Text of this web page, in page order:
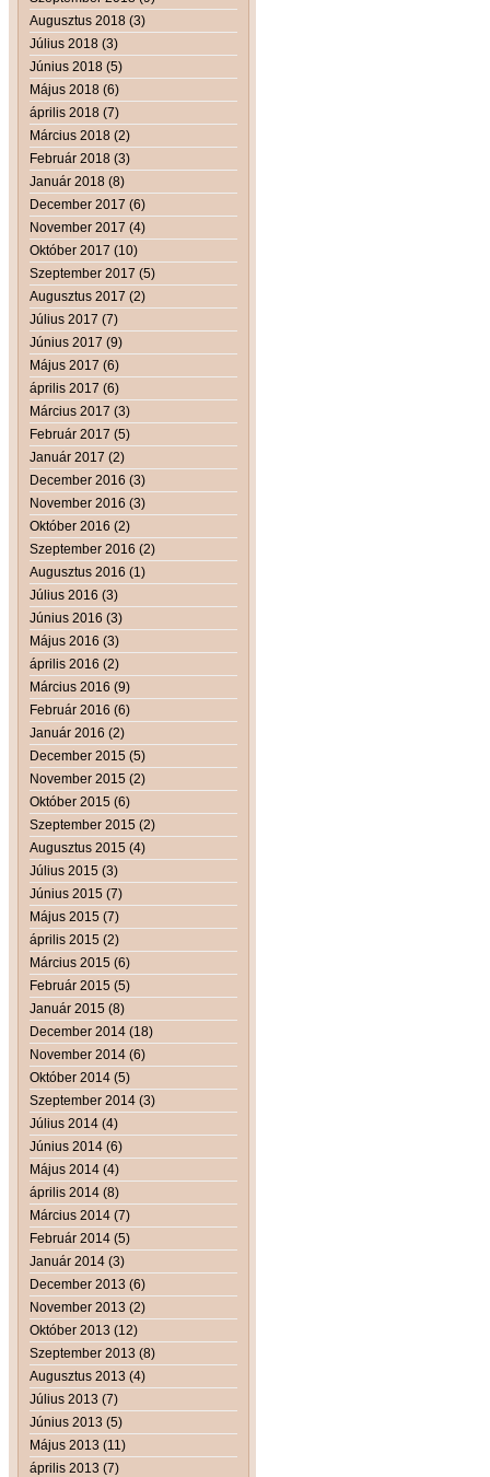
Augusztus 2018 (3)
Július 2018 (3)
Június 2018 (5)
Május 2018 (6)
április 2018 (7)
Március 2018 (2)
Február 2018 (3)
Január 2018 (8)
December 2017 (6)
November 2017 (4)
Október 2017 (10)
Szeptember 2017 (5)
Augusztus 2017 (2)
Július 2017 (7)
Június 2017 (9)
Május 2017 (6)
április 2017 (6)
Március 2017 (3)
Február 2017 (5)
Január 2017 (2)
December 2016 (3)
November 2016 (3)
Október 2016 (2)
Szeptember 2016 (2)
Augusztus 2016 (1)
Július 2016 (3)
Június 2016 (3)
Május 2016 (3)
április 2016 (2)
Március 2016 (9)
Február 2016 (6)
Január 2016 (2)
December 2015 (5)
November 2015 (2)
Október 2015 (6)
Szeptember 2015 (2)
Augusztus 2015 (4)
Július 2015 (3)
Június 2015 (7)
Május 2015 (7)
április 2015 (2)
Március 2015 (6)
Február 2015 (5)
Január 2015 (8)
December 2014 (18)
November 2014 (6)
Október 2014 (5)
Szeptember 2014 (3)
Július 2014 (4)
Június 2014 (6)
Május 2014 (4)
április 2014 (8)
Március 2014 (7)
Február 2014 (5)
Január 2014 (3)
December 2013 (6)
November 2013 (2)
Október 2013 (12)
Szeptember 2013 (8)
Augusztus 2013 (4)
Július 2013 (7)
Június 2013 (5)
Május 2013 (11)
április 2013 (7)